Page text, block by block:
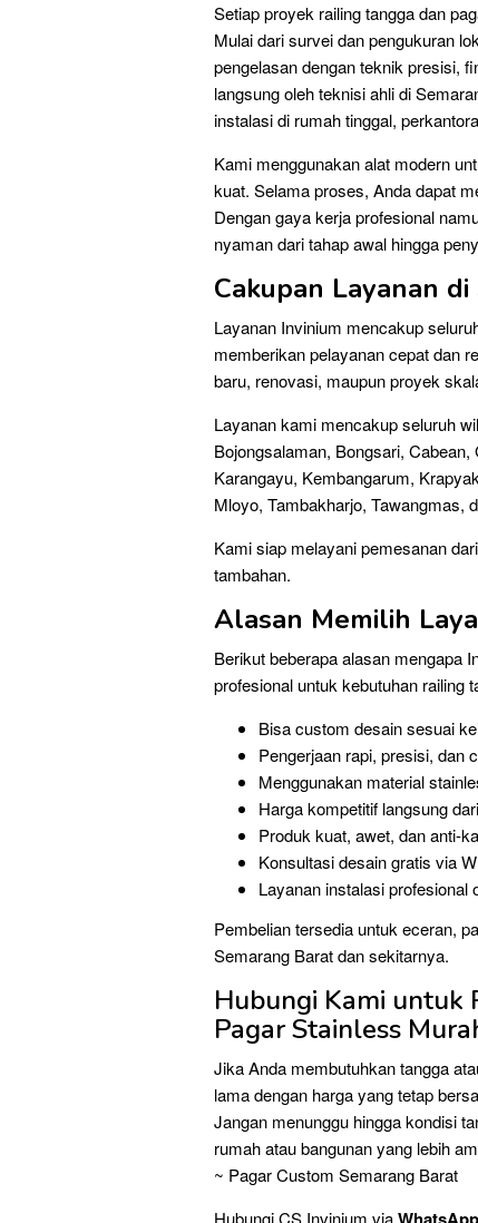
Setiap proyek railing tangga dan
Mulai dari survei dan pengukuran
pengelasan dengan teknik presisi,
langsung oleh teknisi ahli di
instalasi di rumah tinggal,
Kami menggunakan alat modern
kuat. Selama proses, Anda dapat
Dengan gaya kerja profesional
nyaman dari tahap awal hingga
Cakupan Layanan
Layanan Invinium mencakup
memberikan pelayanan cepat dan
baru, renovasi, maupun proyek
Layanan kami mencakup seluruh
Bojongsalaman, Bongsari,
Karangayu, Kembangarum,
Mloyo, Tambakharjo, Tawangmas,
Kami siap melayani pemesanan
tambahan.
Alasan Memilih
Berikut beberapa alasan mengapa
profesional untuk kebutuhan railing
Bisa custom desain sesuai
Pengerjaan rapi, presisi, dan
Menggunakan material
Harga kompetitif langsung
Produk kuat, awet, dan anti-
Konsultasi desain gratis via
Layanan instalasi profesional
Pembelian tersedia untuk eceran,
Semarang Barat dan sekitarnya.
Hubungi Kami untuk
Pagar Stainless
Jika Anda membutuhkan tangga
lama dengan harga yang tetap
Jangan menunggu hingga kondisi
rumah atau bangunan yang lebih
~ Pagar Custom Semarang Barat
Hubungi CS Invinium via WhatsApp